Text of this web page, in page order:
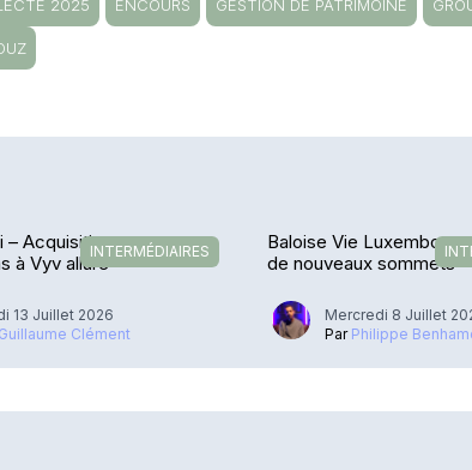
2025 ENCOURS GESTION DE PATRIMOINE
INTERMÉDIAIRES
– Acquisitions et
à Vyv allure
13 Juillet 2026
Guillaume Clément
Baloise Vie
de nouveaux sommets
Mercredi 8 Juillet
Par Philippe